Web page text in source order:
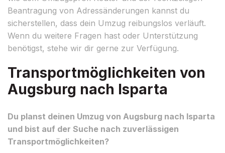
Beantragung von Adressänderungen kannst du
sicherstellen, dass dein Umzug reibungslos verläuft.
Wenn du weitere Fragen hast oder Unterstützung
benötigst, stehe wir dir gerne zur Verfügung.
Transportmöglichkeiten von
Augsburg nach Isparta
Du planst deinen Umzug von Augsburg nach Isparta
und bist auf der Suche nach zuverlässigen
Transportmöglichkeiten?